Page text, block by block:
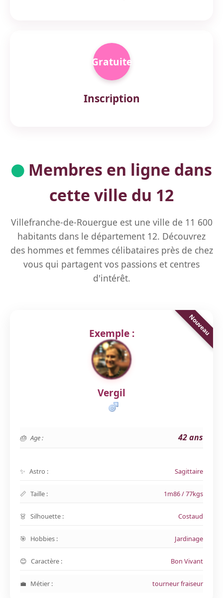
Gratuite
Inscription
Membres en ligne dans
cette ville du 12
Villefranche-de-Rouergue est une ville de 11 600
habitants dans le département 12. Découvrez
des hommes et femmes célibataires près de chez
vous qui partagent vos passions et centres
d'intérêt.
Exemple :
Vergil
Age : 42 ans
Astro : Sagittaire
Taille : 1m86 / 77kgs
Silhouette : Costaud
Hobbies : Jardinage
Caractère : Bon Vivant
Métier : tourneur fraiseur